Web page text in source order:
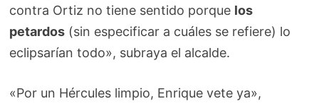
contra Ortiz no tiene sentido porque los
petardos (sin especificar a cuáles se refiere) lo
eclipsarían todo», subraya el alcalde.
«Por un Hércules limpio, Enrique vete ya»,